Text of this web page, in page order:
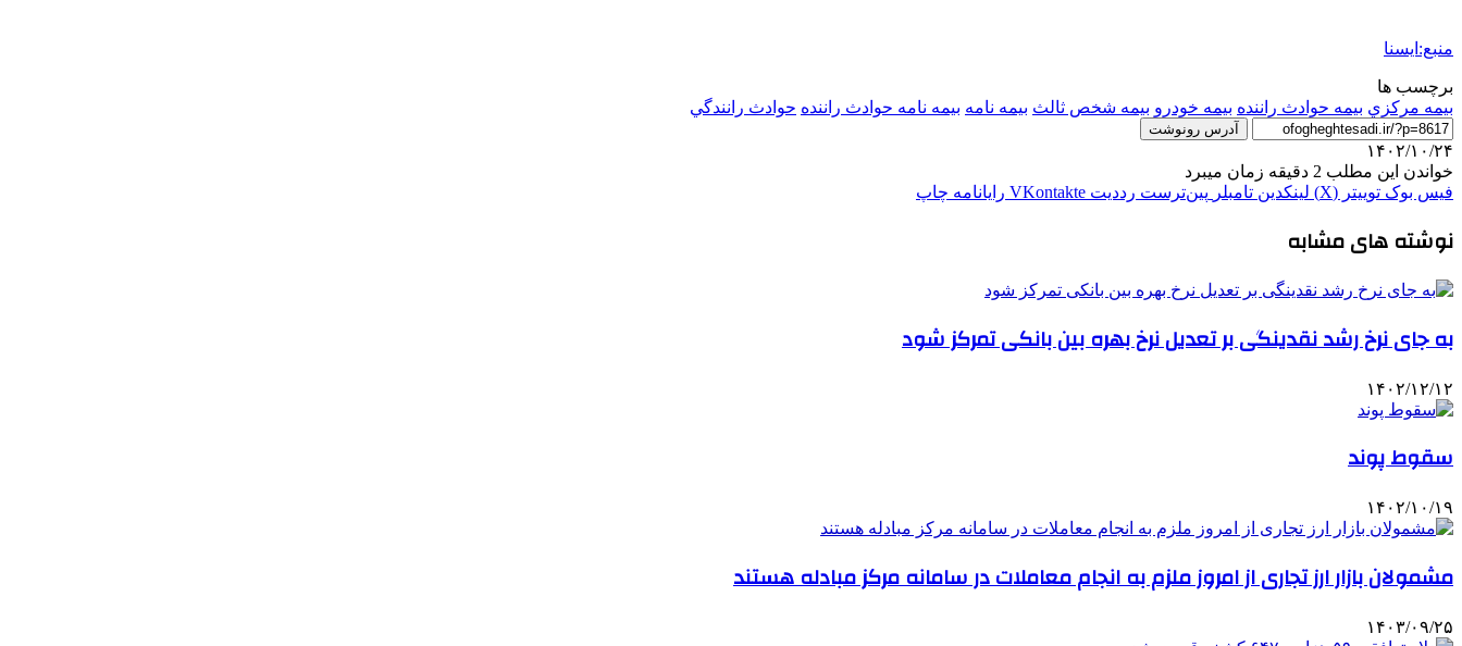
منبع:ایسنا
برچسب ها
بيمه مركزي بیمه حوادث راننده بیمه خودرو بیمه شخص ثالث بیمه نامه بیمه نامه حوادث راننده حوادث رانندگي
آدرس رونوشت
۱۴۰۲/۱۰/۲۴
خواندن این مطلب 2 دقیقه زمان میبرد
فیس بوک توییتر (X) لینکدین ‫تامبلر ‫پین‌ترست ‫رددیت ‫VKontakte رایانامه چاپ
نوشته های مشابه
به جای نرخ رشد نقدینگی بر تعدیل نرخ بهره بین بانکی تمرکز شود
۱۴۰۲/۱۲/۱۲
سقوط پوند
۱۴۰۲/۱۰/۱۹
مشمولان بازار ارز تجاری از امروز ملزم به انجام معاملات در سامانه مرکز مبادله هستند
۱۴۰۳/۰۹/۲۵